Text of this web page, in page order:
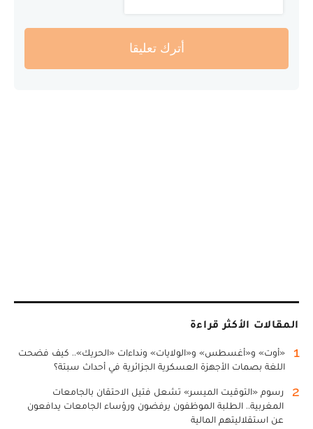
أترك تعليقا
المقالات الأكثر قراءة
1
«أوت» و«أغسطس» و«الولايات» ونداءات «الحريك».. كيف فضحت
اللغة بصمات الأجهزة العسكرية الجزائرية في أحداث سبتة؟
2
رسوم «التوقيت الميسر» تشعل فتيل الاحتقان بالجامعات
المغربية.. الطلبة الموظفون يرفضون ورؤساء الجامعات يدافعون
عن استقلاليتهم المالية